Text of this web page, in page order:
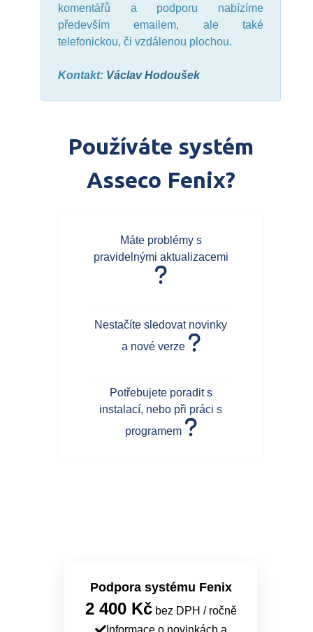
komentářů a podporu nabízíme
především emailem, ale také
telefonickou, či vzdálenou plochou.
Kontakt: Václav Hodoušek
Používáte systém
Asseco Fenix?
Máte problémy s
pravidelnými aktualizacemi
Nestačíte sledovat novinky
a nové verze
Potřebujete poradit s
instalací, nebo při práci s
programem
Podpora systému Fenix
2 400 Kčbez DPH / ročně
Informace o novinkách a